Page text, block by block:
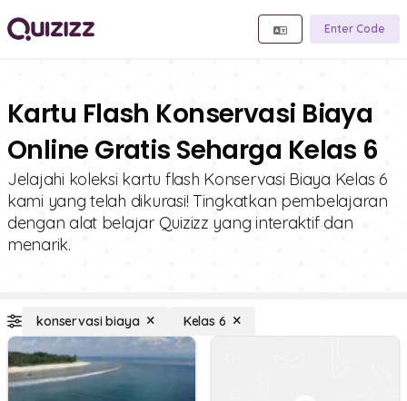
Enter Code
Kartu Flash Konservasi Biaya
Online Gratis Seharga Kelas 6
Jelajahi koleksi kartu flash Konservasi Biaya Kelas 6
kami yang telah dikurasi! Tingkatkan pembelajaran
dengan alat belajar Quizizz yang interaktif dan
menarik.
konservasi biaya Kelas 6